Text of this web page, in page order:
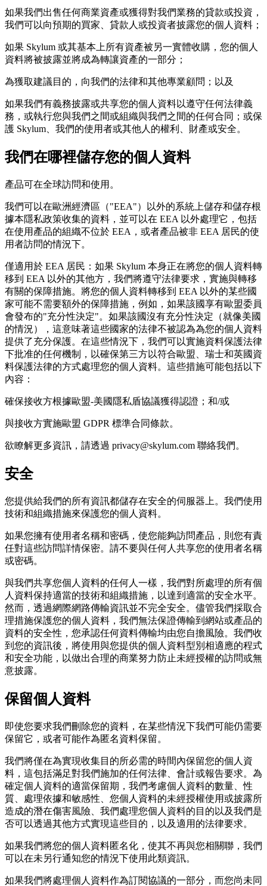
如果我們出售任何商業資產或獲得對我們業務的貸款或投資，
我們可以向預期的買家、貸款人或投資者披露您的個人資料；
如果 Skylum 或其基本上所有資產被另一實體收購，您的個人
資料將被披露並將成為轉讓資產的一部分；
為獲取建議目的，向我們的法律和其他專業顧問；以及
如果我們有義務披露或共享您的個人資料以遵守任何法律義
務，或執行您與我們之間或組織與我們之間的任何合同；或保
護 Skylum、我們的使用者或其他人的權利、財產或安全。
我們在哪裡儲存您的個人資料
產品可在全球訪問和使用。
我們可以在歐洲經濟區（"EEA"）以外的系統上儲存和儲存根
據本隱私政策收集的資料，並可以在 EEA 以外處理它，包括
在使用產品的組織不位於 EEA，或者產品被非 EEA 居民的使
用者訪問的情況下。
僅適用於 EEA 居民：如果 Skylum 本身正在將您的個人資料轉
移到 EEA 以外的其他方，我們將遵守法律要求，實施與轉移
有關的保障措施。將您的個人資料轉移到 EEA 以外的某些國
家可能不需要額外的保障措施，例如，如果該國享有歐盟委員
會發布的"充分性決定"。如果該國沒有充分性決定（就像美國
的情況），這意味著這些國家的法律不被認為為您的個人資料
提供了充分保護。在這些情況下，我們可以實施資料保護法律
下批准的任何機制，以確保第三方以符合歐盟、瑞士和英國資
料保護法律的方式處理您的個人資料。這些措施可能包括以下
內容：
確保接收方根據歐盟-美國隱私盾協議獲得認證；和/或
與接收方實施歐盟 GDPR 標準合同條款。
欲瞭解更多資訊，請透過 privacy@skylum.com 聯絡我們。
安全
您提供給我們的所有資訊都儲存在安全的伺服器上。我們使用
技術和組織措施來保護您的個人資料。
如果您擁有使用者名稱和密碼，使您能夠訪問產品，則您有責
任對這些訪問詳情保密。請不要與任何人共享您的使用者名稱
或密碼。
與我們共享您個人資料的任何人一樣，我們對所處理的所有個
人資料保持適當的技術和組織措施，以達到適當的安全水平。
然而，透過網際網路傳輸資訊並不完全安全。儘管我們採取合
理措施保護您的個人資料，我們無法保證傳輸到網站或產品的
資料的安全性，您承認任何資料傳輸均由您自擔風險。我們收
到您的資訊後，將使用與您提供的個人資料型別相適應的程式
和安全功能，以做出合理的商業努力防止未經授權的訪問或無
意披露。
保留個人資料
即使您要求我們刪除您的資料，在某些情況下我們可能仍需要
保留它，或者可能作為匿名資料保留。
我們將僅在為實現收集目的所必需的時間內保留您的個人資
料，這包括滿足對我們施加的任何法律、會計或報告要求。為
確定個人資料的適當保留期，我們考慮個人資料的數量、性
質、處理依據和敏感性、您個人資料的未經授權使用或披露所
造成的潛在傷害風險、我們處理您個人資料的目的以及我們是
否可以透過其他方式實現這些目的，以及適用的法律要求。
如果我們將您的個人資料匿名化，使其不再與您相關聯，我們
可以在未另行通知您的情況下使用此類資訊。
如果我們將處理個人資料作為訂閱協議的一部分，而您尚未同